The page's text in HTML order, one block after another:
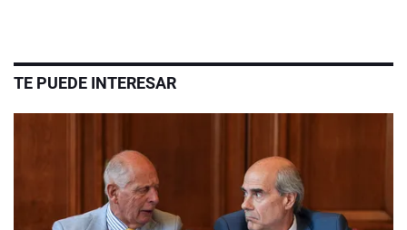
TE PUEDE INTERESAR